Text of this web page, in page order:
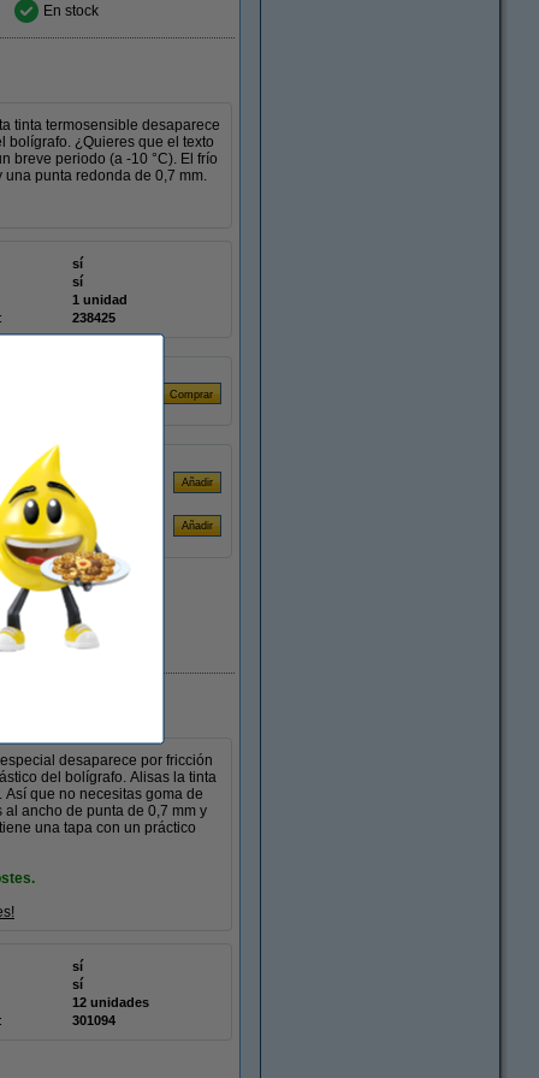
En stock
tinta termosensible desaparece
bolígrafo. ¿Quieres que el texto
breve periodo (a -10 °C). El frío
punta redonda de 0,7 mm.
sí
sí
1 unidad
238425
En stock
desaparece por fricción
del bolígrafo. Alisas la tinta
que no necesitas goma de
ancho de punta de 0,7 mm y
una tapa con un práctico
sí
sí
12 unidades
301094